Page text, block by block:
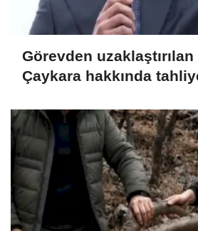
Görevden
Çaykara hakkında